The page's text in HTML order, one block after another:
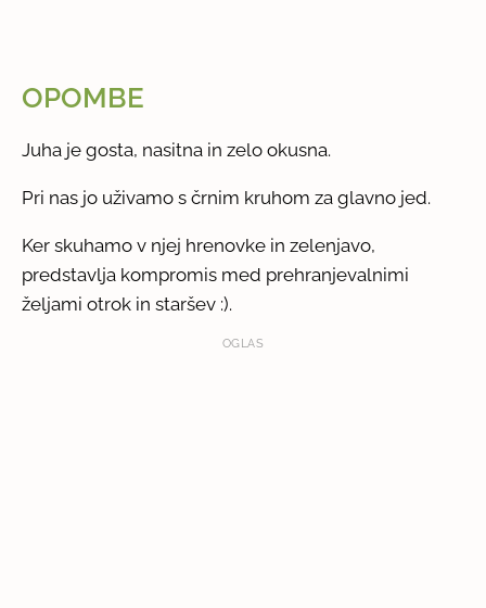
OPOMBE
Juha je gosta, nasitna in zelo okusna.
Pri nas jo uživamo s črnim kruhom za glavno jed.
Ker skuhamo v njej hrenovke in zelenjavo,
predstavlja kompromis med prehranjevalnimi
željami otrok in staršev :).
OGLAS